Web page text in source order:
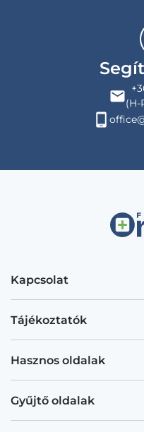
(H-
Kapcsolat
Tájékoztatók
Hasznos oldalak
Gyűjtő oldalak